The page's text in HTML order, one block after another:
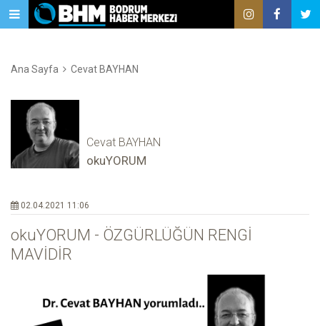
Ana Sayfa Cevat BAYHAN
Cevat BAYHAN
okuYORUM
02.04.2021 11:06
okuYORUM - ÖZGÜRLÜĞÜN RENGİ
MAVİDİR